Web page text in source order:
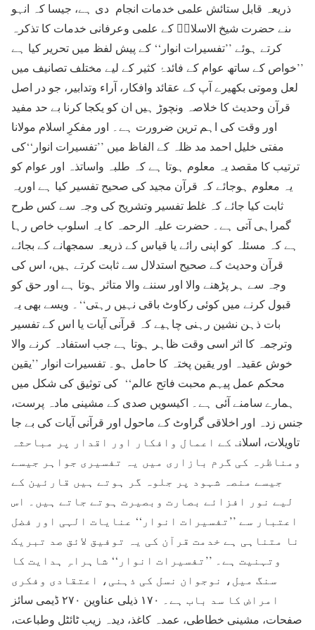
ذریعہ قابل ستائش علمی خدمات انجام دی ہے، جیسا کہ انہو
ںنے حضرت شیخ الاسلامؒ کے علمی وعرفانی خدمات کا تذکرہ
کرتے ہوئے ’’تفسیرات انوار‘‘ کے پیش لفظ میں تحریر کیا ہے
’’خواص کے ساتھ عوام کے فائدۂ کثیر کے لیے مختلف تصانیف میں
لعل وموتی بکھیرے آپ کے عقائد وافکار، آراء وتدابیر، جو در اصل
قرآن وحدیث کا خلاصہ ونچوڑ ہیں ان کو یکجا کرنا بے حد مفید
اور وقت کی اہم ترین ضرورت ہے۔ اور مفکرِ اسلام مولانا
مفتی خلیل احمد مد ظلہ کے الفاظ میں ’’تفسیرات انوار‘‘کی
ترتیب کا مقصد یہ معلوم ہوتا ہے کہ طلبہ واساتذہ اور عوام کو
یہ معلوم ہوجائے کہ قرآن مجید کی صحیح تفسیر کیا ہے اوریہ
ثابت کیا جائے کہ غلط تفسیر وتشریح کی وجہ سے کس طرح
گمراہی آتی ہے۔ حضرت علیہ الرحمہ کا یہ اسلوب خاص رہا
ہے کہ مسئلہ کو اپنی رائے یا قیاس کے ذریعہ سمجھانے کے بجائے
قرآن وحدیث کے صحیح استدلال سے ثابت کرتے ہیں، اس کی
وجہ سے ہر پڑھنے والا اور سننے والا متاثر ہوتا ہے اور حق کو
قبول کرنے میں کوئی رکاوٹ باقی نہیں رہتی‘‘۔ ویسے بھی یہ
بات ذہن نشین رہنی چاہیے کہ قرآنی آیات یا اس کے تفسیر
وترجمہ کا اثر اسی وقت ظاہر ہوتا ہے جب استفادہ کرنے والا
خوش عقیدہ اور یقین پختہ کا حامل ہو۔ تفسیرات انوار ’’یقین
محکم عمل پیہم محبت فاتح عالم‘‘ کی توثیق کی شکل میں
ہمارے سامنے آئی ہے۔ اکیسویں صدی کے مشینی مادہ پرست،
جنس زدہ اور اخلاقی گراوٹ کے ماحول اور قرآنی آیات کی بے جا
تاویلات، اسلاف کے اعمال وافکار اور اقدار پر مباحثہ
ومناظرہ کی گرم بازاری میں یہ تفسیری جواہر جیسے
جیسے منصہ شہود پر جلوہ گر ہوتے ہیں قارئین کے
لیے نور افزائے بصارت وبصیرت ہوتے جاتے ہیں۔ اس
اعتبار سے ’’تفسیرات انوار‘‘ عنایات الہی اور فضل
نا متناہی ہے خدمت قرآن کی یہ توفیق لائق صد تبریک
وتہنیت ہے۔ ’’تفسیرات انوار‘‘ شاہراہِ ہدایت کا
سنگ میل، نوجوان نسل کی ذہنی، اعتقادی وفکری
امراض کا سد باب ہے۔ ۱۷۰ ذیلی عناوین ۲۷۰ ڈیمی سائز
صفحات، مشینی خطاطی، عمدہ کاغذ، دیدہ زیب ٹائٹل وطباعت،